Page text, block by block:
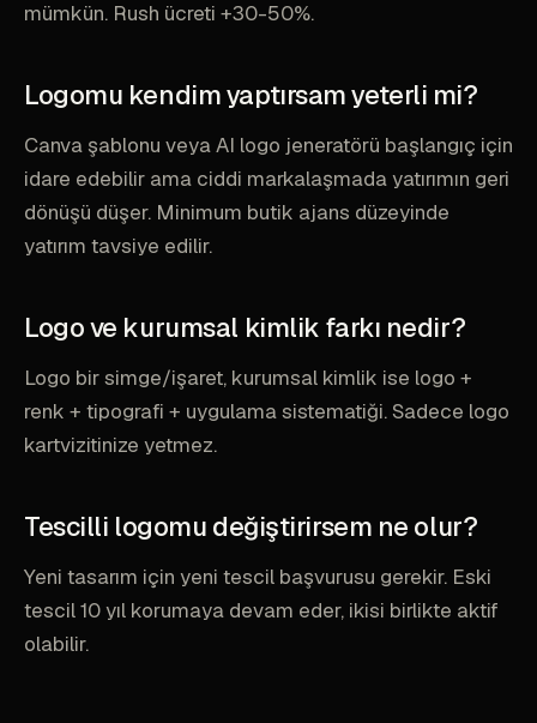
mümkün. Rush ücreti +30-50%.
Logomu kendim yaptırsam yeterli mi?
Canva şablonu veya AI logo jeneratörü başlangıç için
idare edebilir ama ciddi markalaşmada yatırımın geri
dönüşü düşer. Minimum butik ajans düzeyinde
yatırım tavsiye edilir.
Logo ve kurumsal kimlik farkı nedir?
Logo bir simge/işaret, kurumsal kimlik ise logo +
renk + tipografi + uygulama sistematiği. Sadece logo
kartvizitinize yetmez.
Tescilli logomu değiştirirsem ne olur?
Yeni tasarım için yeni tescil başvurusu gerekir. Eski
tescil 10 yıl korumaya devam eder, ikisi birlikte aktif
olabilir.